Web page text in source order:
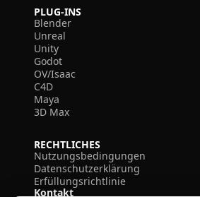
PLUG-INS
Blender
Unreal
Unity
Godot
OV/Isaac
C4D
Maya
3D Max
RECHTLICHES
Nutzungsbedingungen
Datenschutzerklärung
Erfüllungsrichtlinie
Kontakt